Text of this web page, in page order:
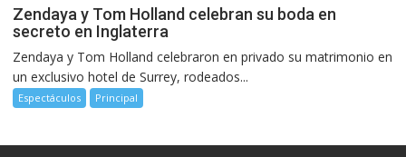
Zendaya y Tom Holland celebran su boda en
secreto en Inglaterra
Zendaya y Tom Holland celebraron en privado su matrimonio en
un exclusivo hotel de Surrey, rodeados...
Espectáculos Principal